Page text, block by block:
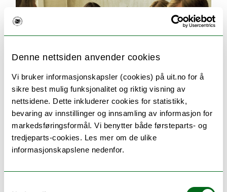
Denne nettsiden anvender cookies
Vi bruker informasjonskapsler (cookies) på uit.no for å
sikre best mulig funksjonalitet og riktig visning av
nettsidene. Dette inkluderer cookies for statistikk,
bevaring av innstillinger og innsamling av informasjon for
markedsføringsformål. Vi benytter både førsteparts- og
tredjeparts-cookies. Les mer om de ulike
informasjonskapslene nedenfor.
Seks gode grunner til å velge UiT
Populære og unike studier, en rekke